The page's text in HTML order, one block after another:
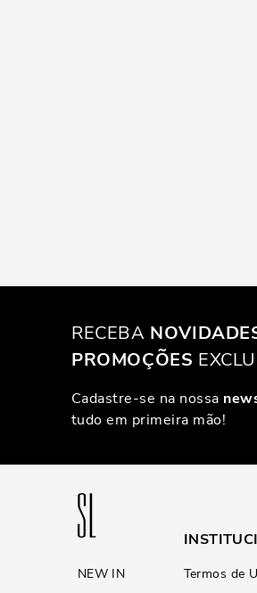
RECEBA
PROMOÇÕES
Cadastre-se na nossa
tudo em primeira mão!
NEW IN
Termos de